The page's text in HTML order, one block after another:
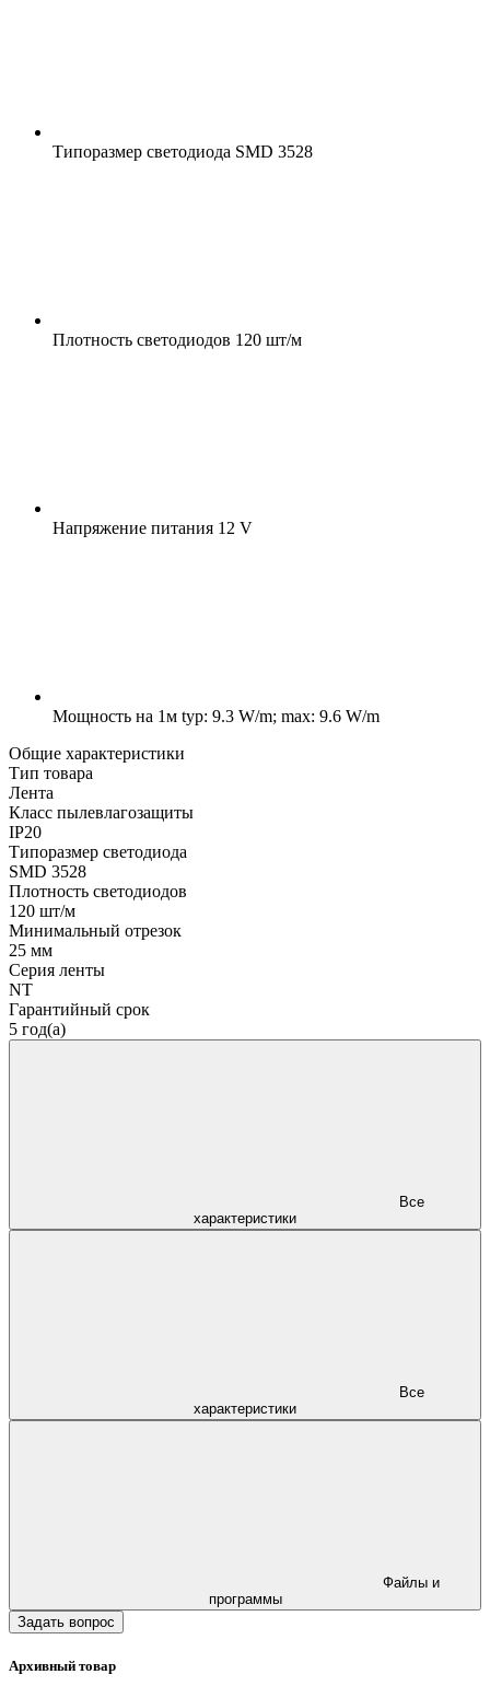
Типоразмер светодиода SMD 3528
Плотность светодиодов 120 шт/м
Напряжение питания 12 V
Мощность на 1м typ: 9.3 W/m; max: 9.6 W/m
Общие характеристики
Тип товара
Лента
Класс пылевлагозащиты
IP20
Типоразмер светодиода
SMD 3528
Плотность светодиодов
120 шт/м
Минимальный отрезок
25 мм
Серия ленты
NT
Гарантийный срок
5 год(а)
характеристики
характеристики
программы
Задать вопрос
Архивный товар